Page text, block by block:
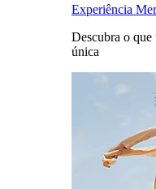
Experiência
Descubra o que
única